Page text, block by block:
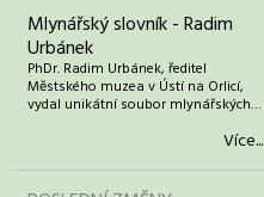
Mlynářský slovník - Radim
Urbánek
PhDr. Radim Urbánek, ředitel
Městského muzea v Ústí na Orlicí,
vydal unikátní soubor mlynářských…
Více...